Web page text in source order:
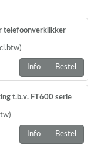
telefoonverklikker
)
Info Bestel
t.b.v. FT600 serie
)
Info Bestel